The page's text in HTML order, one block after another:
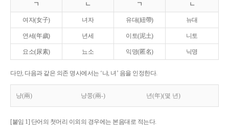
ㄱ ㄴ ㄱ ㄴ
여자(女子) 녀자 유대(紐帶) 뉴대
연세(年歲) 년세 이토(泥土) 니토
요소(尿素) 뇨소 익명(匿名) 닉명
다만, 다음과 같은 의존 명사에서는 ‘냐, 녀’ 음을 인정한다.
냥(兩) 냥쭝(兩-) 년(年)(몇 년)
[붙임 1] 단어의 첫머리 이외의 경우에는 본음대로 적는다.